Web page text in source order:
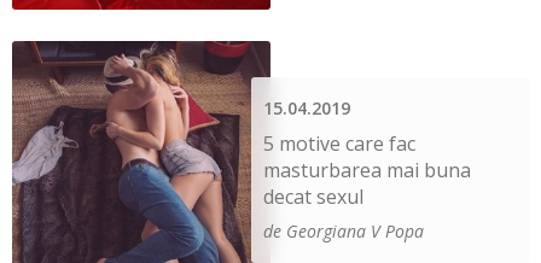
15.04.2019
5 motive care fac
masturbarea mai buna
decat sexul
de Georgiana V Popa